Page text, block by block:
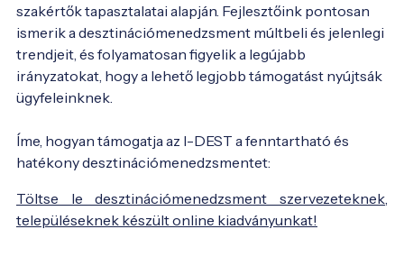
szakértők tapasztalatai alapján. Fejlesztőink pontosan
ismerik a desztinációmenedzsment múltbeli és jelenlegi
trendjeit, és folyamatosan figyelik a legújabb
irányzatokat, hogy a lehető legjobb támogatást nyújtsák
ügyfeleinknek.
Íme, hogyan támogatja az I-DEST a fenntartható és
hatékony desztinációmenedzsmentet:
Töltse le desztinációmenedzsment szervezeteknek,
településeknek készült online kiadványunkat!